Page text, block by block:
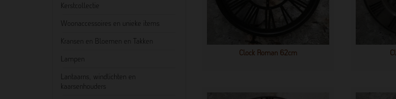
Kerstcollectie
Woonaccessoires en unieke items
Kransen en Bloemen en Takken
Lampen
Lantaarns, windlichten en
kaarsenhouders
Clock Roman 62cm